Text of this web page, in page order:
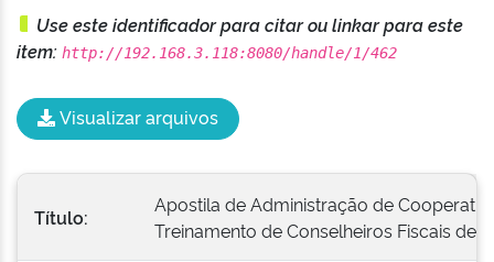
Use este identificador para citar ou linkar para este
item: http://192.168.3.118:8080/handle/1/462
Visualizar arquivos
Título:
Apostila de Administração de
Treinamento de Conselheiros Fiscais de